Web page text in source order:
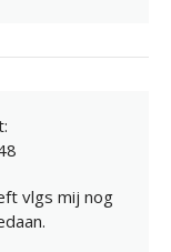
vlgs mij nog